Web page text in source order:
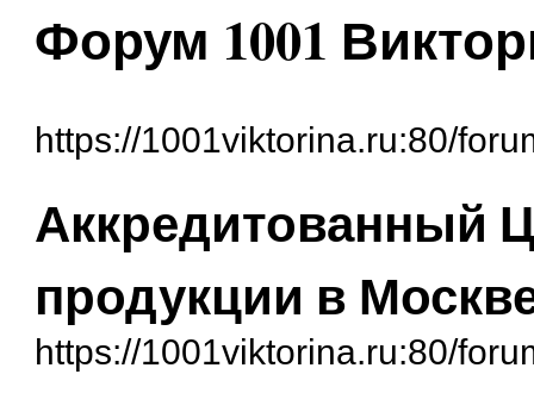
Форум 1001
https://1001viktorina.ru:80/
Аккредитованный
продукции в
https://1001viktorina.ru:80/